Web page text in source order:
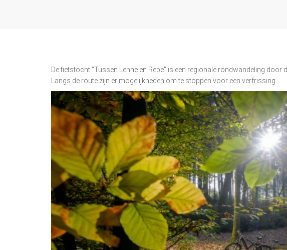
De fietstocht "Tussen Lenne en Repe" is een regionale rondwandeling door
Langs de route zijn er mogelijkheden om te stoppen voor een verfrissing.